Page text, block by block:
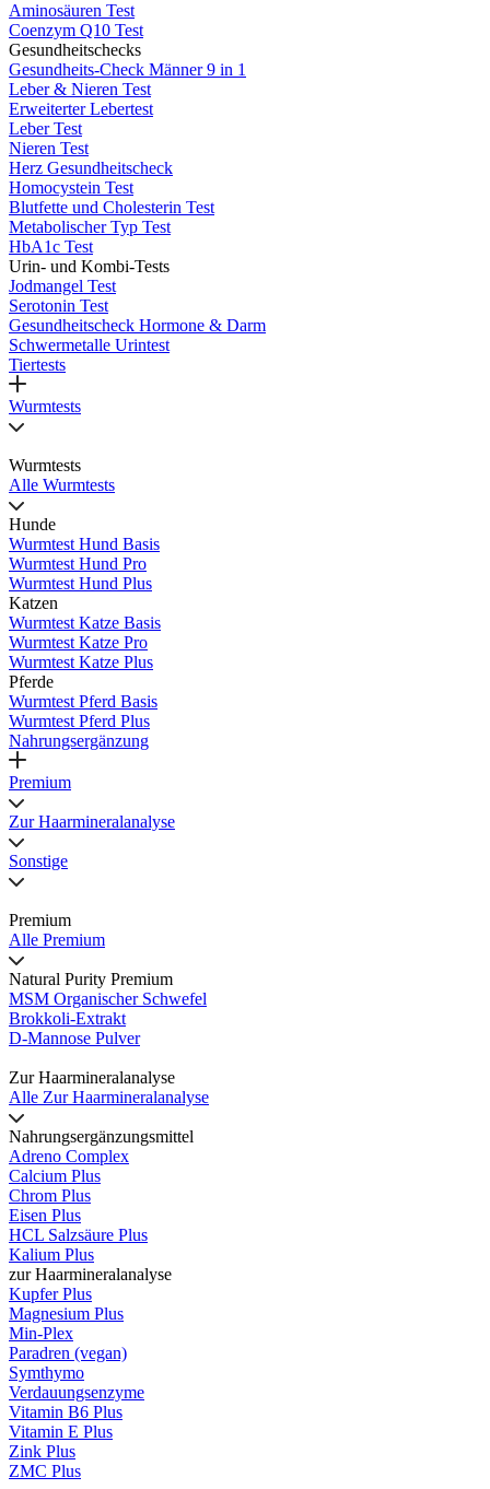
Aminosäuren Test
Coenzym Q10 Test
Gesundheitschecks
Gesundheits-Check Männer 9 in 1
Leber & Nieren Test
Erweiterter Lebertest
Leber Test
Nieren Test
Herz Gesundheitscheck
Homocystein Test
Blutfette und Cholesterin Test
Metabolischer Typ Test
HbA1c Test
Urin- und Kombi-Tests
Jodmangel Test
Serotonin Test
Gesundheitscheck Hormone & Darm
Schwermetalle Urintest
Tiertests
Wurmtests
Wurmtests
Alle Wurmtests
Hunde
Wurmtest Hund Basis
Wurmtest Hund Pro
Wurmtest Hund Plus
Katzen
Wurmtest Katze Basis
Wurmtest Katze Pro
Wurmtest Katze Plus
Pferde
Wurmtest Pferd Basis
Wurmtest Pferd Plus
Nahrungsergänzung
Premium
Zur Haarmineralanalyse
Sonstige
Premium
Alle Premium
Natural Purity Premium
MSM Organischer Schwefel
Brokkoli-Extrakt
D-Mannose Pulver
Zur Haarmineralanalyse
Alle Zur Haarmineralanalyse
Nahrungsergänzungsmittel
Adreno Complex
Calcium Plus
Chrom Plus
Eisen Plus
HCL Salzsäure Plus
Kalium Plus
zur Haarmineralanalyse
Kupfer Plus
Magnesium Plus
Min-Plex
Paradren (vegan)
Symthymo
Verdauungsenzyme
Vitamin B6 Plus
Vitamin E Plus
Zink Plus
ZMC Plus